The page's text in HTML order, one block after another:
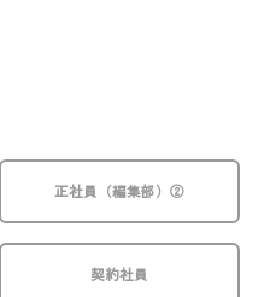
正社員（編集部）②
契約社員